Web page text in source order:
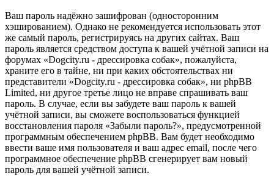
Ваш пароль надёжно зашифрован (односторонним
хэшированием). Однако не рекомендуется использовать этот
же самый пароль, регистрируясь на других сайтах. Ваш
пароль является средством доступа к вашей учётной записи на
форумах «Dogcity.ru - дрессировка собак», пожалуйста,
храните его в тайне, ни при каких обстоятельствах ни
представители «Dogcity.ru - дрессировка собак», ни phpBB
Limited, ни другое третье лицо не вправе спрашивать ваш
пароль. В случае, если вы забудете ваш пароль к вашей
учётной записи, вы сможете воспользоваться функцией
восстановления пароля «Забыли пароль?», предусмотренной
программным обеспечением phpBB. Вам будет необходимо
ввести ваше имя пользователя и ваш адрес email, после чего
программное обеспечение phpBB сгенерирует вам новый
пароль для вашей учётной записи.